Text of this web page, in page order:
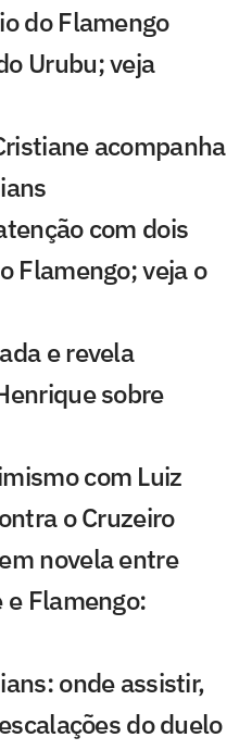
do Flamengo
Urubu; veja
acompanha
com dois
Flamengo; veja o
e revela
sobre
com Luiz
o Cruzeiro
novela entre
Flamengo:
onde assistir,
do duelo